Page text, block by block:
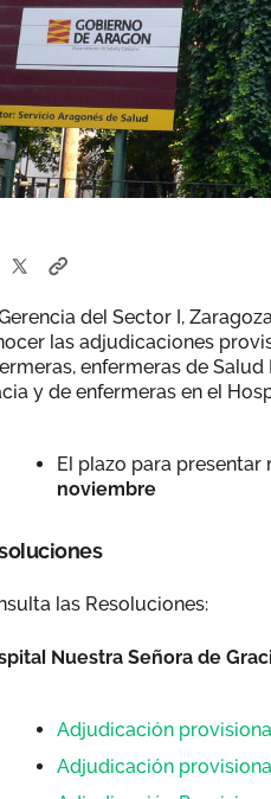
del Sector I,
las adjudicaciones
enfermeras de
y de enfermeras en el
El plazo para presentar
noviembre
las Resoluciones:
Nuestra Señora de
Adjudicación
Adjudicación